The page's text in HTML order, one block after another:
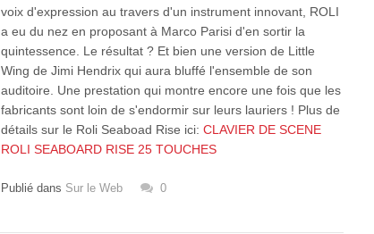
voix d'expression au travers d'un instrument innovant, ROLI
a eu du nez en proposant à Marco Parisi d'en sortir la
quintessence. Le résultat ? Et bien une version de Little
Wing de Jimi Hendrix qui aura bluffé l'ensemble de son
auditoire. Une prestation qui montre encore une fois que les
fabricants sont loin de s'endormir sur leurs lauriers ! Plus de
détails sur le Roli Seaboad Rise ici: CLAVIER DE SCENE
ROLI SEABOARD RISE 25 TOUCHES
Publié dans Sur le Web 0